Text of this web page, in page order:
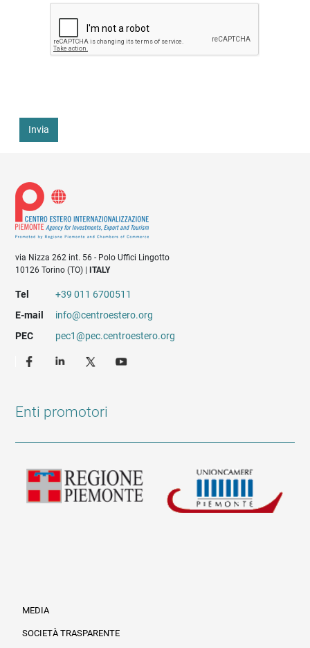
Invia
via Nizza 262 int. 56 - Polo Uffici Lingotto
10126 Torino (TO) |
ITALY
Tel
+39 011 6700511
E-mail
info@centroestero.org
PEC
pec1@pec.centroestero.org
Enti promotori
MEDIA
SOCIETÀ TRASPARENTE